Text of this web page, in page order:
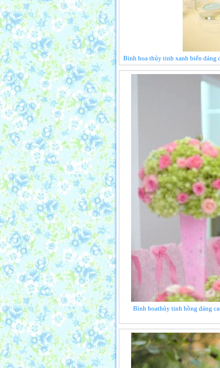
Bình hoa thủy tinh xanh biển dáng
Bình hoathủy tinh hồng dáng